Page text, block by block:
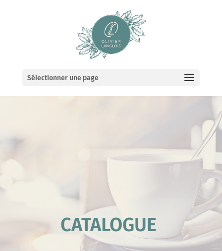
Sélectionner une page
CATALOGUE